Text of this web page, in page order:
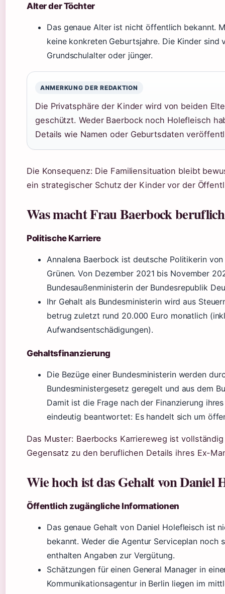
Alter der Töchter
Das genaue Alter ist nicht öffentlich bekannt.
keine konkreten Geburtsjahre. Die Kinder sind
Grundschulalter oder jünger.
ANMERKUNG DER REDAKTION
Die Privatsphäre der Kinder wird von beiden
geschützt. Weder Baerbock noch Holefleisch
Details wie Namen oder Geburtsdaten
Die Konsequenz: Die Familiensituation bleibt
ein strategischer Schutz der Kinder vor der
Was macht Frau Baerbock
Politische Karriere
Annalena Baerbock ist deutsche Politikerin
Grünen. Von Dezember 2021 bis November
Bundesaußenministerin der Bundesrepublik
Ihr Gehalt als Bundesministerin wird aus
betrug zuletzt rund 20.000 Euro monatlich
Aufwandsentschädigungen).
Gehaltsfinanzierung
Die Bezüge einer Bundesministerin werden
Bundesministergesetz geregelt und aus dem
Damit ist die Frage nach der Finanzierung
eindeutig beantwortet: Es handelt sich um
Das Muster: Baerbocks Karriereweg ist
Gegensatz zu den beruflichen Details ihres Ex-
Wie hoch ist das Gehalt von Daniel
Öffentlich zugängliche Informationen
Das genaue Gehalt von Daniel Holefleisch ist
bekannt. Weder die Agentur Serviceplan noch
enthalten Angaben zur Vergütung.
Schätzungen für einen General Manager in
Kommunikationsagentur in Berlin liegen im